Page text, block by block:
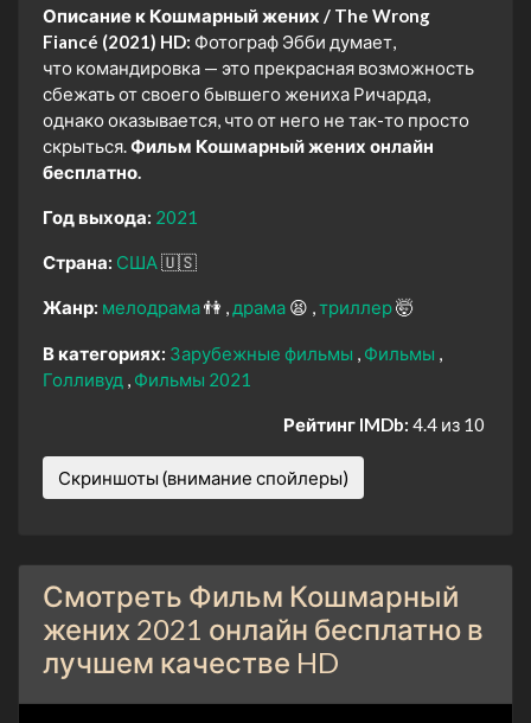
Описание к Кошмарный жених / The Wrong
Fiancé (2021) HD: Фотограф Эбби думает,
что командировка — это прекрасная возможность
сбежать от своего бывшего жениха Ричарда,
однако оказывается, что от него не так-то просто
скрыться. Фильм Кошмарный жених онлайн
бесплатно.
Год выхода: 2021
Страна: США 🇺🇸
Жанр: мелодрама👫 драма 😫 триллер🤯
В категориях: Зарубежные фильмы
Фильмы
Голливуд
Фильмы 2021
Рейтинг IMDb: 4.4 из 10
Скриншоты (внимание спойлеры)
Смотреть Фильм Кошмарный
жених 2021 онлайн бесплатно в
лучшем качестве HD